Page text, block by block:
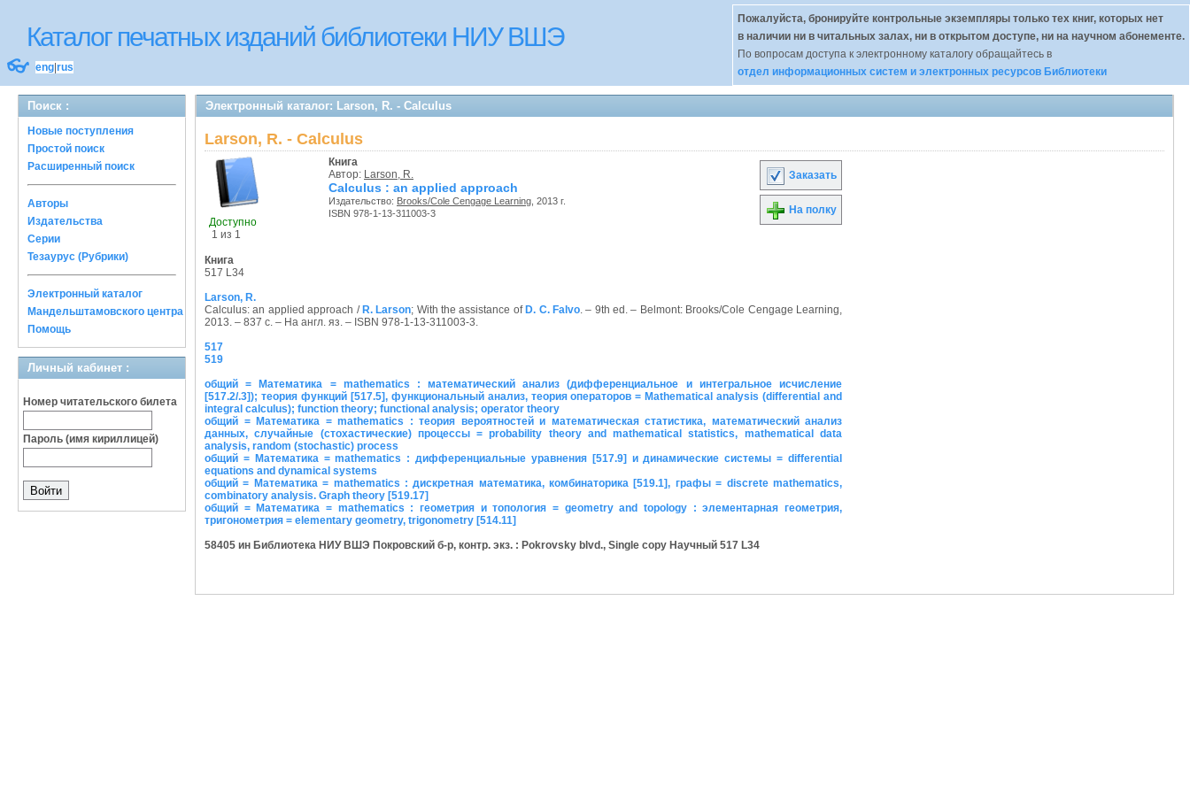
Каталог печатных изданий библиотеки НИУ ВШЭ
👓 eng rus
Пожалуйста, бронируйте контрольные экземпляры только тех книг, которых нет
в наличии ни в читальных залах, ни в открытом доступе, ни на научном абонементе.
По вопросам доступа к электронному каталогу обращайтесь в
отдел информационных систем и электронных ресурсов Библиотеки
Поиск :
Новые поступления
Простой поиск
Расширенный поиск
Авторы
Издательства
Серии
Тезаурус (Рубрики)
Электронный каталог
Мандельштамовского центра
Помощь
Личный кабинет :
Номер читательского билета
Пароль (имя кириллицей)
Электронный каталог: Larson, R. - Calculus
Larson, R. - Calculus
Доступно
1 из 1
Книга
Автор: Larson, R.
Calculus : an applied approach
Издательство: Brooks/Cole Cengage Learning , 2013 г.
ISBN 978-1-13-311003-3
Заказать
На полку
Книга
517 L34
Larson, R.
Calculus: an applied approach / R. Larson; With the assistance of D. C. Falvo. – 9th ed. – Belmont: Brooks/Cole Cengage Learning,
2013. – 837 с. – На англ. яз. – ISBN 978-1-13-311003-3.
517
519
общий = Математика = mathematics : математический анализ (дифференциальное и интегральное исчисление
[517.2/.3]); теория функций [517.5], функциональный анализ, теория операторов = Mathematical analysis (differential and
integral calculus); function theory; functional analysis; operator theory
общий = Математика = mathematics : теория вероятностей и математическая статистика, математический анализ
данных, случайные (стохастические) процессы = probability theory and mathematical statistics, mathematical data
analysis, random (stochastic) process
общий = Математика = mathematics : дифференциальные уравнения [517.9] и динамические системы = differential
equations and dynamical systems
общий = Математика = mathematics : дискретная математика, комбинаторика [519.1], графы = discrete mathematics,
combinatory analysis. Graph theory [519.17]
общий = Математика = mathematics : геометрия и топология = geometry and topology : элементарная геометрия,
тригонометрия = elementary geometry, trigonometry [514.11]
58405 ин Библиотека НИУ ВШЭ Покровский б-р, контр. экз. : Pokrovsky blvd., Single copy Научный 517 L34